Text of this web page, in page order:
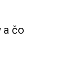
a čo